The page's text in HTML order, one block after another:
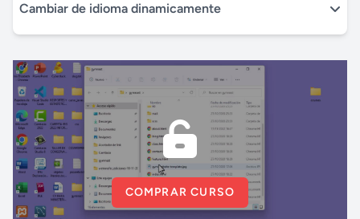
COMPRAR CURSO
Cambiar de idioma dinamicamente